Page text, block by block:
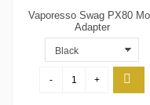
Vaporesso Swag PX80
Adapter
- +